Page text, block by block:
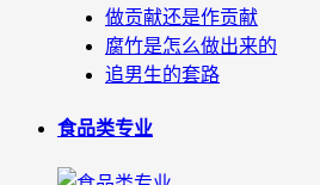
做贡献还是作贡献
腐竹是怎么做出来的
追男生的套路
食品类专业